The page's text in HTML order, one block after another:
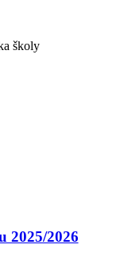
školy
2025/2026